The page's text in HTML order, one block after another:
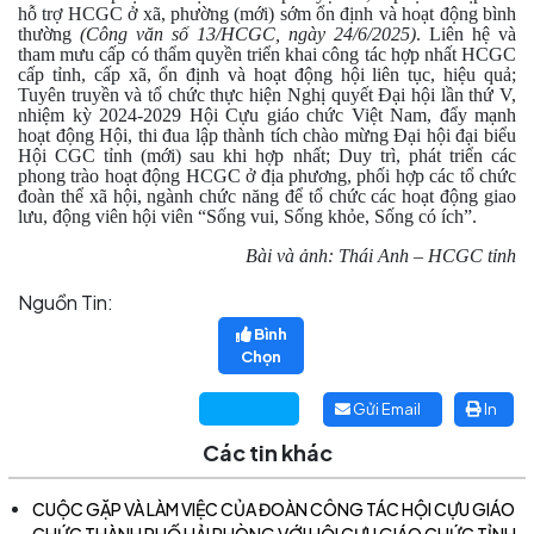
hỗ trợ HCGC ở xã, phường (mới) sớm ổn định và hoạt động bình
thường (Công văn số 13/HCGC, ngày 24/6/2025). Liên hệ và
tham mưu cấp có thẩm quyền triển khai công tác hợp nhất HCGC
cấp tỉnh, cấp xã, ổn định và hoạt động hội liên tục, hiệu quả;
Tuyên truyền và tổ chức thực hiện Nghị quyết Đại hội lần thứ V,
nhiệm kỳ 2024-2029 Hội Cựu giáo chức Việt Nam, đẩy mạnh
hoạt động Hội, thi đua lập thành tích chào mừng Đại hội đại biểu
Hội CGC tỉnh (mới) sau khi hợp nhất; Duy trì, phát triển các
phong trào hoạt động HCGC ở địa phương, phối hợp các tổ chức
đoàn thể xã hội, ngành chức năng để tổ chức các hoạt động giao
lưu, động viên hội viên “Sống vui, Sống khỏe, Sống có ích”.
Bài và ảnh: Thái Anh – HCGC tỉnh
Nguồn Tin:
Bình
Chọn
In
Gửi Email
Các tin khác
CUỘC GẶP VÀ LÀM VIỆC CỦA ĐOÀN CÔNG TÁC HỘI CỰU GIÁO